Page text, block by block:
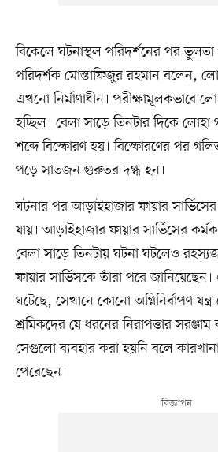
বিকেলে ঘটনাস্থল পরিদর্শনের পর
পরিদর্শক মোস্তাফিজুর রহমান বলেন,
এখনো নির্মাণাধীন। পরীক্ষামূলকভাবে
হচ্ছিল। বেলা সাড়ে তিনটার দিকে লোহা
শব্দে বিস্ফোরণ হয়। বিস্ফোরণের পর
পড়ে সাতজন গুরুতর দগ্ধ হন।
ঘটনার পর আড়াইহাজার ফায়ার
যায়। আড়াইহাজার ফায়ার সার্ভিসের
বেলা সাড়ে তিনটায় ঘটনা ঘটলেও
ফায়ার সার্ভিসকে তাঁরা পরে
ঘটেছে, সেখানে কোনো অগ্নিনির্বাপণ
শ্রমিকদের যে ধরনের নিরাপত্তার
সেগুলো ব্যবহার করা হয়নি বলে
পেরেছেন।